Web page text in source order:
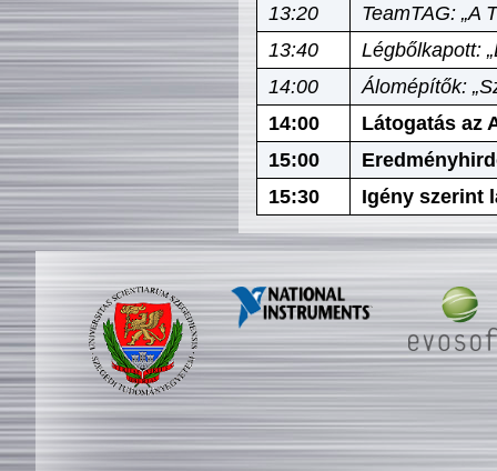
13:20
TeamTAG: „A
13:40
Légbőlkapott:
14:00
Álomépítők:
14:00
Látogatás az
15:00
15:30
Igény szerint